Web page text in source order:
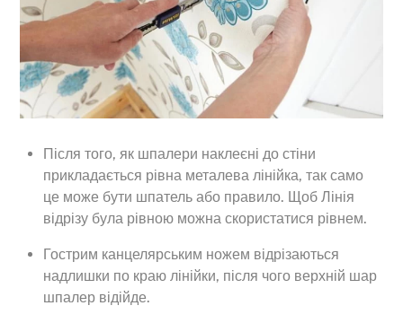
Після того, як шпалери наклеєні до стіни
прикладається рівна металева лінійка, так само
це може бути шпатель або правило. Щоб Лінія
відрізу була рівною можна скористатися рівнем.
Гострим канцелярським ножем відрізаються
надлишки по краю лінійки, після чого верхній шар
шпалер відійде.